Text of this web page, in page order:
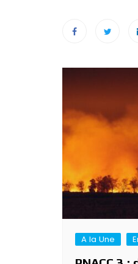
de
l’article
A la Une